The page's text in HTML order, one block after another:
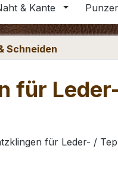
& Kante
Schneiden
für